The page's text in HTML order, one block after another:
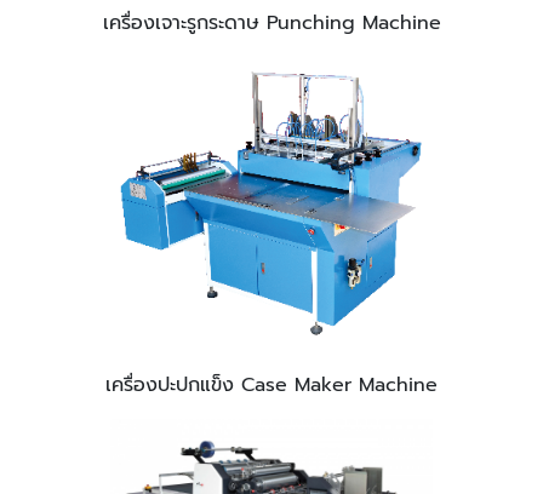
เครื่องเจาะรูกระดาษ Punching Machine
เครื่องปะปกแข็ง Case Maker Machine